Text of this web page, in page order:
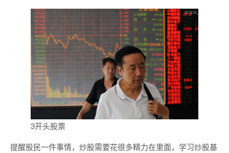
3开头股票
提醒股民一件事情，炒股需要花很多精力在里面，学习炒股基